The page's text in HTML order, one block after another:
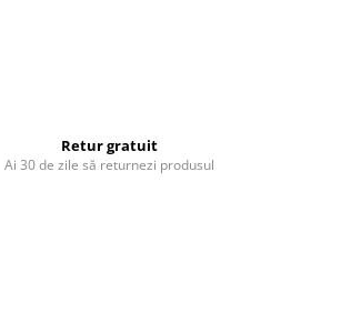
Retur gratuit
Ai 30 de zile să returnezi produsul